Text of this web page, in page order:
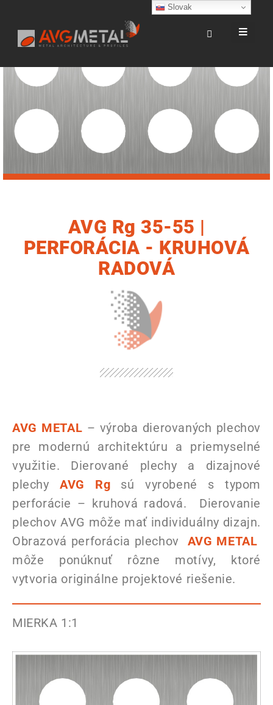
AVG Rg 35-55 |
PERFORÁCIA - KRUHOVÁ
RADOVÁ
AVG METAL – výroba dierovaných plechov
pre modernú architektúru a priemyselné
využitie. Dierované plechy a dizajnové
plechy AVG Rg sú vyrobené s typom
perforácie – kruhová radová. Dierovanie
plechov AVG môže mať individuálny dizajn.
Obrazová perforácia plechov AVG METAL
môže ponúknuť rôzne motívy, ktoré
vytvoria originálne projektové riešenie.
MIERKA 1:1
Slovak